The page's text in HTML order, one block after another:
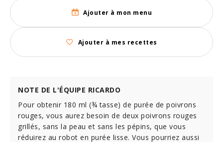
Ajouter à mon menu
Ajouter à mes recettes
NOTE DE L'ÉQUIPE RICARDO
Pour obtenir 180 ml (¾ tasse) de purée de poivrons
rouges, vous aurez besoin de deux poivrons rouges
grillés, sans la peau et sans les pépins, que vous
réduirez au robot en purée lisse. Vous pourriez aussi